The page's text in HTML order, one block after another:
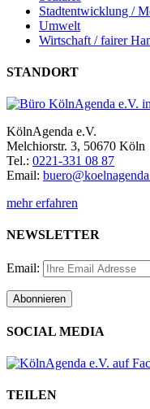
Stadtentwicklung /
Umwelt
Wirtschaft / fairer
STANDORT
KölnAgenda e.V.
Melchiorstr. 3, 50670 Köln
Tel.: 0221-331 08 87
Email:
mehr erfahren
NEWSLETTER
Email:
SOCIAL MEDIA
TEILEN